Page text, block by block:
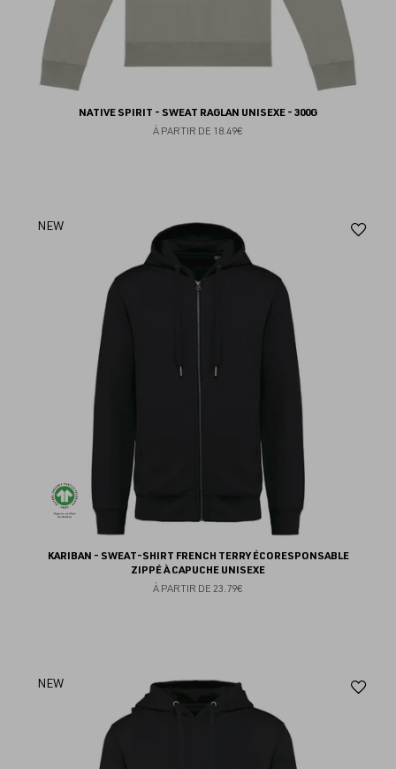
NATIVE SPIRIT - SWEAT RAGLAN UNISEXE - 300G
À PARTIR DE 18.49€
NEW
KARIBAN - SWEAT-SHIRT FRENCH TERRY ÉCORESPONSABLE
ZIPPÉ À CAPUCHE UNISEXE
À PARTIR DE 23.79€
NEW